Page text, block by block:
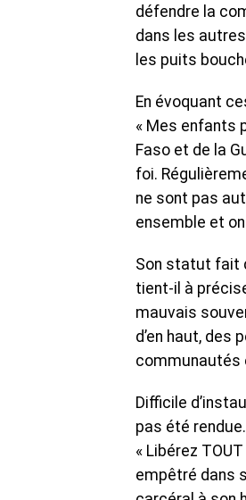
défendre la
dans les
les puits
En évoquant
« Mes enfants
Faso et de la
foi.
ne sont pas
ensemble et
Son statut fait
tient-il à
mauvais
d’en haut,
communautés
Difficile
pas été
« Libérez
empêtré dans